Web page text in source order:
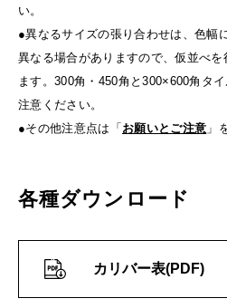
い。
●異なるサイズの張り合わせは、色幅
異なる場合がありますので、仮並べ
ます。300角・450角と300×600角タ
注意ください。
●その他注意点は「お願いとご注意 」
各種ダウンロード
カリバー表(PDF)